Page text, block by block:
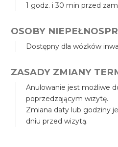
1 godz. i 30 min przed
OSOBY
Dostępny dla wózków
ZASADY ZMIANY
Anulowanie jest możliwe
poprzedzającym wizytę.
Zmiana daty lub godziny
dniu przed wizytą.